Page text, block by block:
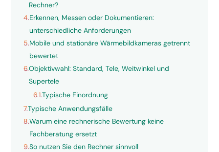
Rechner?
4.Erkennen, Messen oder Dokumentieren:
unterschiedliche Anforderungen
5.Mobile und stationäre Wärmebildkameras getrennt
bewertet
6.Objektivwahl: Standard, Tele, Weitwinkel und
Supertele
6.1.Typische Einordnung
7.Typische Anwendungsfälle
8.Warum eine rechnerische Bewertung keine
Fachberatung ersetzt
9.So nutzen Sie den Rechner sinnvoll